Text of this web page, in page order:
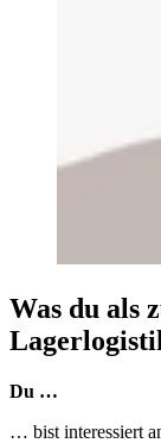
Was du als
Du …
… bist interessiert